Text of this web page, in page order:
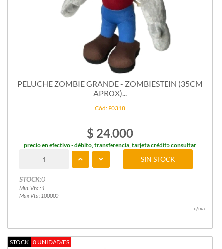
PELUCHE ZOMBIE GRANDE - ZOMBIESTEIN (35CM
APROX)...
Cód: P0318
$ 24.000
precio en efectivo - débito, transferencia, tarjeta crédito consultar
STOCK:0
Min. Vta.: 1
Max Vta: 100000
SIN STOCK
c/iva
STOCK 0 UNIDAD/ES